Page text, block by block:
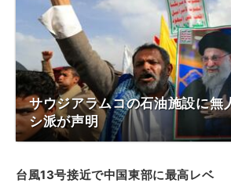
サウジアラムコの石油施設に無
シ派が声明
台風13号接近で中国東部に最高レベ